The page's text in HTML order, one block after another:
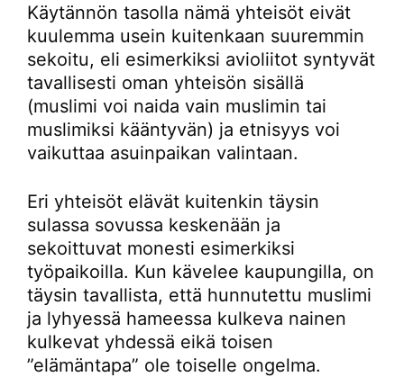
Käytännön tasolla nämä yhteisöt eivät
kuulemma usein kuitenkaan suuremmin
sekoitu, eli esimerkiksi avioliitot syntyvät
tavallisesti oman yhteisön sisällä
(muslimi voi naida vain muslimin tai
muslimiksi kääntyvän) ja etnisyys voi
vaikuttaa asuinpaikan valintaan.
Eri yhteisöt elävät kuitenkin täysin
sulassa sovussa keskenään ja
sekoittuvat monesti esimerkiksi
työpaikoilla. Kun kävelee kaupungilla, on
täysin tavallista, että hunnutettu muslimi
ja lyhyessä hameessa kulkeva nainen
kulkevat yhdessä eikä toisen
”elämäntapa” ole toiselle ongelma.